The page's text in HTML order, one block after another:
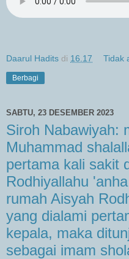
Daarul Hadits di 16.17 Tidak
Berbagi
SABTU, 23 DESEMBER 2023
Siroh Nabawiyah:
Muhammad
pertama kali sakit
Rodhiyallahu
rumah Aisyah
yang dialami
kepala, maka
sebagai imam